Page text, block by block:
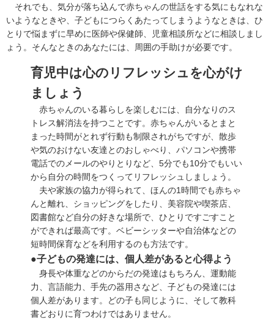
それでも、気分が落ち込んで赤ちゃんの世話をする気にもなれな
いようなときや、子どもにつらくあたってしまうようなときは、ひ
とりで悩まずに早めに医師や保健師、児童相談所などに相談しまし
ょう。そんなときのあなたには、周囲の手助けが必要です。
育児中は心のリフレッシュを心がけ
ましょう
赤ちゃんのいる暮らしを楽しむには、自分なりのス
トレス解消法を持つことです。赤ちゃんがいるとまと
まった時間がとれず行動も制限されがちですが、散歩
や気のおけない友達とのおしゃべり、パソコンや携帯
電話でのメールのやりとりなど、5分でも10分でもいい
から自分の時間をつくってリフレッシュしましょう。
夫や家族の協力が得られて、ほんの1時間でも赤ちゃ
んと離れ、ショッピングをしたり、美容院や喫茶店、
図書館など自分の好きな場所で、ひとりですごすこと
ができれば最高です。ベビーシッターや自治体などの
短時間保育などを利用するのも方法です。
●子どもの発達には、個人差があると心得よう
身長や体重などのからだの発達はもちろん、運動能
力、言語能力、手先の器用さなど、子どもの発達には
個人差があります。どの子も同じように、そして教科
書どおりに育つわけではありません。